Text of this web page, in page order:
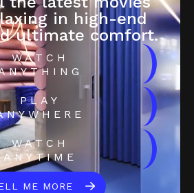
in high-end
ultimate comfort.
WATCH
)
PLAY
)
WATCH
ANYTIME
)
ME MORE